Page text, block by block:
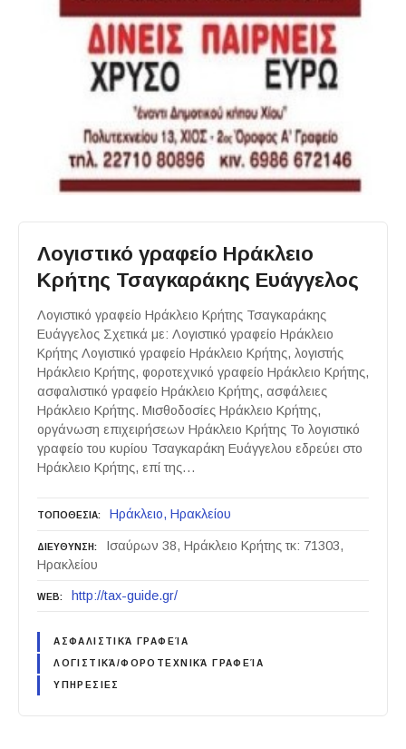
Λογιστικό γραφείο Ηράκλειο
Κρήτης Τσαγκαράκης Ευάγγελος
Λογιστικό γραφείο Ηράκλειο Κρήτης Τσαγκαράκης
Ευάγγελος Σχετικά με: Λογιστικό γραφείο Ηράκλειο
Κρήτης Λογιστικό γραφείο Ηράκλειο Κρήτης, λογιστής
Ηράκλειο Κρήτης, φοροτεχνικό γραφείο Ηράκλειο Κρήτης,
ασφαλιστικό γραφείο Ηράκλειο Κρήτης, ασφάλειες
Ηράκλειο Κρήτης. Μισθοδοσίες Ηράκλειο Κρήτης,
οργάνωση επιχειρήσεων Ηράκλειο Κρήτης Το λογιστικό
γραφείο του κυρίου Τσαγκαράκη Ευάγγελου εδρεύει στο
Ηράκλειο Κρήτης, επί της…
ΤΟΠΟΘΕΣΙΑ Ηράκλειο Ηρακλείου
ΔΙΕΥΘΥΝΣΗ
Ισαύρων 38, Ηράκλειο Κρήτης τκ: 71303,
Ηρακλείου
WEB http://tax-guide.gr/
ΑΣΦΑΛΙΣΤΙΚΆ ΓΡΑΦΕΊΑ
ΛΟΓΙΣΤΙΚΆ/ΦΟΡΟΤΕΧΝΙΚΆ ΓΡΑΦΕΊΑ
ΥΠΗΡΕΣΙΕΣ